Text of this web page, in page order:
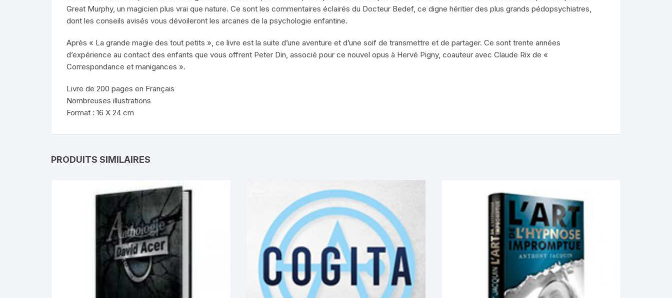
Great Murphy, un magicien plus vrai que nature. Ce sont les commentaires éclairés du Docteur Bedef, ce digne héritier des plus grands pédopsychiatres,
dont les conseils avisés vous dévoileront les arcanes de la psychologie enfantine.
Après « La grande magie des tout petits », ce livre est la suite d’une aventure et d’une soif de transmettre et de partager. Ce sont trente années
d’expérience au contact des enfants que vous offrent Peter Din, associé pour ce nouvel opus à Hervé Pigny, coauteur avec Claude Rix de «
Correspondance et manigances ».
Livre de 200 pages en Français
Nombreuses illustrations
Format : 16 X 24 cm
PRODUITS SIMILAIRES